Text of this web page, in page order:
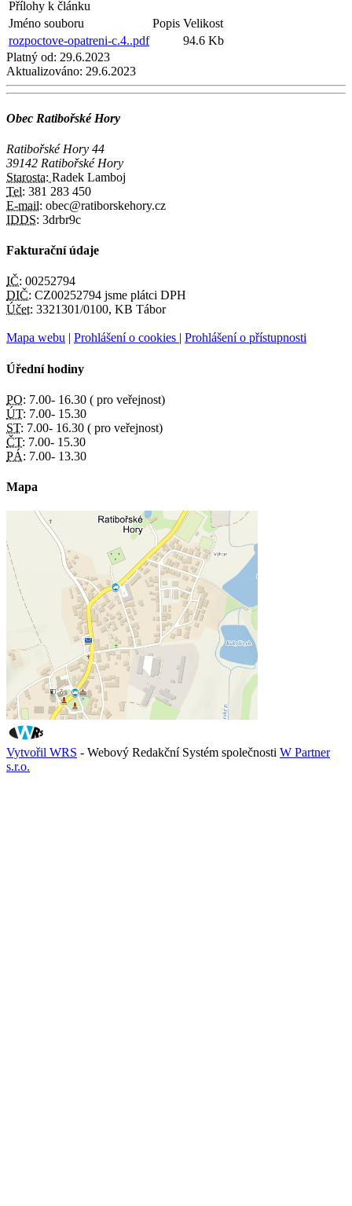
Přílohy k článku
Jméno souboru
Popis Velikost
rozpoctove-opatreni-c.4..pdf
94.6 Kb
Platný od: 29.6.2023
Aktualizováno: 29.6.2023
Obec Ratibořské Hory
Ratibořské Hory 44
39142 Ratibořské Hory
Starosta: Radek Lamboj
Tel: 381 283 450
E-mail: obec@ratiborskehory.cz
IDDS: 3drbr9c
Fakturační údaje
IČ: 00252794
DIČ: CZ00252794 jsme plátci DPH
Účet: 3321301/0100, KB Tábor
Mapa webu | Prohlášení o cookies | Prohlášení o přístupnosti
Úřední hodiny
PO: 7.00- 16.30 ( pro veřejnost)
ÚT: 7.00- 15.30
ST: 7.00- 16.30 ( pro veřejnost)
ČT: 7.00- 15.30
PÁ: 7.00- 13.30
Mapa
Vytvořil WRS - Webový Redakční Systém společnosti W Partner
s.r.o.